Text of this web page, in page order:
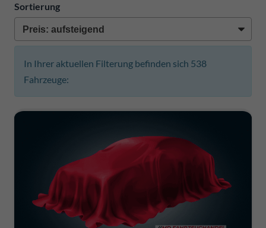
Sortierung
In Ihrer aktuellen Filterung befinden sich 538
Fahrzeuge: